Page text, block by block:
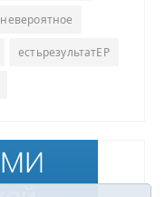
невероятное
естьрезультатЕР